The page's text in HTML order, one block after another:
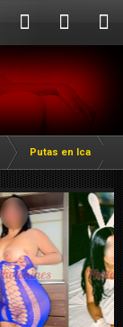
Putas en Ica